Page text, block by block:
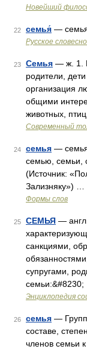
Новейший
22 семья́ —
Русское
23 Семья — ж. 1.
родители,
организация
общими
животных,
Современный
24 семья —
семью, семьи,
(Источник:
Зализняку») …
Формы слов
25 СЕМЬЯ —
санкциями,
супругами,
семьи:&#8230;
Энциклопедия
26 семья —
составе,
членов семьи